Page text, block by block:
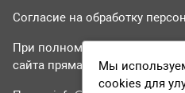
Согласие на обработку
При полном или частичном
сайта прямая гиперссылка
Мы
cookies для